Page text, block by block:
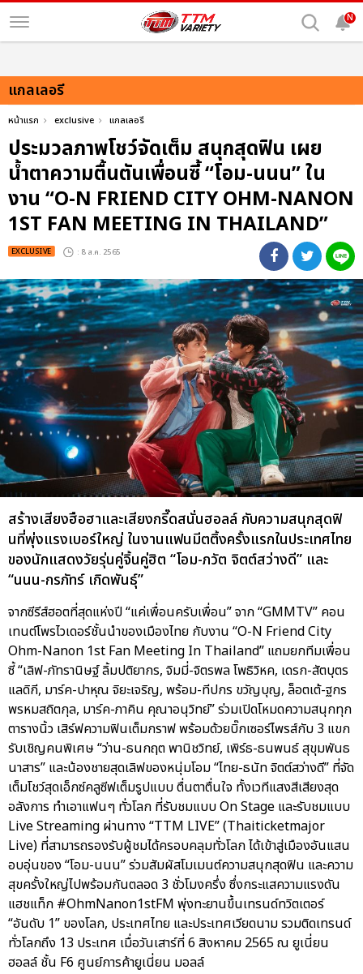
N
แกลเลอรี
หน้าแรก exclusive แกลเลอรี
ประมวลภาพโชว์จัดเต็ม สนุกสุดฟิน เผย
น้ำตาความตื้นตันเพื่อนซี้ “โอม-นนน” ใน
งาน “O-N FRIEND CITY OHM-NANON
1ST FAN MEETING IN THAILAND”
EXCLUSIVE : 8 ส.ค. 2565
สร้างเสียงฮือฮาและเสียงกรี๊ดสนั่นฮอลล์ กับความสนุกสุดฟิ
นที่พุ่งแรงเบอร์ใหญ่ ในงานแฟนมีตติ้งครั้งแรกในประเทศไทย
ของนักแสดงวัยรุ่นคู่จิ้นคู่ฮิต “โอม-ภวัต จิตต์สว่างดี” และ
“นนน-กรภัทร์ เกิดพันธุ์”
จากซีรีส์ฮอตที่สุดแห่งปี “แค่เพื่อนครับเพื่อน” จาก “GMMTV” คอน
เทนต์โพรไวเดอร์ชั้นนำของเมืองไทย กับงาน “O-N Friend City
Ohm-Nanon 1st Fan Meeting In Thailand” แถมยกทีมเพื่อน
ซี้ “เลิฟ-ภัทรานิษฐ์ ลิ้มปติยากร, จิมมี่-จิตรพล โพธิวิหค, เดรก-สัตบุตร
แลดิกี, มาร์ค-ปาหุณ จิยะเจริญ, พร้อม-ทีปกร ขวัญบุญ, ล็อตเต้-ฐกร
พรหมสถิตกุล, มาร์ค-ภาคิน คุณาอนุวิทย์” ร่วมเปิดโหมดความสนุกทุก
ตารางนิ้ว เสิร์ฟความฟินเต็มกราฟ พร้อมด้วยบิ๊กเซอร์ไพรส์กับ 3 แขก
รับเชิญคนพิเศษ “ว่าน-ธนกฤต พานิชวิทย์, เพิร์ธ-ธนพนธ์ สุขุมพันธ
นาสาร” และน้องชายสุดเลิฟของหนุ่มโอม “ไทย-ธนัท จิตต์สว่างดี” ที่จัด
เต็มโชว์สุดเอ็กซ์คลูซีฟเต็มรูปแบบ ตื่นตาตื่นใจ ทั้งเวทีแสงสีเสียงสุด
อลังการ ทำเอาแฟนๆ ทั่วโลก ที่รับชมแบบ On Stage และรับชมแบบ
Live Streaming ผ่านทาง “TTM LIVE” (Thaiticketmajor
Live) ที่สามารถรองรับผู้ชมได้ครอบคลุมทั่วโลก ได้เข้าสู่เมืองอันแสน
อบอุ่นของ “โอม-นนน” ร่วมสัมผัสโมเมนต์ความสนุกสุดฟิน และความ
สุขครั้งใหญ่ไปพร้อมกันตลอด 3 ชั่วโมงครึ่ง ซึ่งกระแสความแรงดัน
แฮชแท็ก #OhmNanon1stFM พุ่งทะยานขึ้นเทรนด์ทวิตเตอร์
“อันดับ 1” ของโลก, ประเทศไทย และประเทศเวียดนาม รวมติดเทรนด์
ทั่วโลกถึง 13 ประเทศ เมื่อวันเสาร์ที่ 6 สิงหาคม 2565 ณ ยูเนี่ยน
ฮอลล์ ชั้น F6 ศูนย์การค้ายูเนี่ยน มอลล์